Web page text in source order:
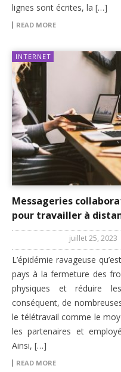
lignes sont écrites, la […]
READ MORE
INTERNET
Messageries
pour travailler à
juillet 25, 2023
L’épidémie ravageuse
pays à la fermeture des
physiques et réduire
conséquent, de
le télétravail comme le
les partenaires et
Ainsi, […]
READ MORE